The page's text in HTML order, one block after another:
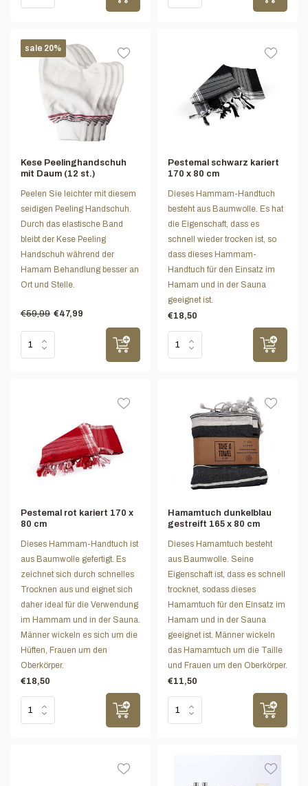
sale 20%
Kese Peelinghandschuh
mit Daum (12 st.)
Peelen Sie leichter mit diesem
seidigen Peeling Handschuh.
Durch das elastische Band
bleibt der Kese Peeling
Handschuh während der
Hamam Behandlung besser an
Ort und Stelle.
€59,99 €47,99
Pestemal schwarz kariert
170 x 80 cm
Dieses Hammam-Handtuch
besteht aus Baumwolle. Es hat
die Eigenschaft, dass es
schnell wieder trocken ist, so
dass dieses Hammam-
Handtuch für den Einsatz im
Hamam und in der Sauna
geeignet ist.
€18,50
Pestemal rot kariert 170 x
80 cm
Dieses Hammam-Handtuch ist
aus Baumwolle gefertigt. Es
zeichnet sich durch schnelles
Trocknen aus und eignet sich
daher ideal für die Verwendung
im Hammam und in der Sauna.
Männer wickeln es sich um die
Hüften, Frauen um den
Oberkörper.
€18,50
Hamamtuch dunkelblau
gestreift 165 x 80 cm
Dieses Hamamtuch besteht
aus Baumwolle. Seine
Eigenschaft ist, dass es schnell
trocknet, sodass dieses
Hamamtuch für den Einsatz im
Hamam und in der Sauna
geeignet ist. Männer wickeln
das Hamamtuch um die Taille
und Frauen um den Oberkörper.
€11,50